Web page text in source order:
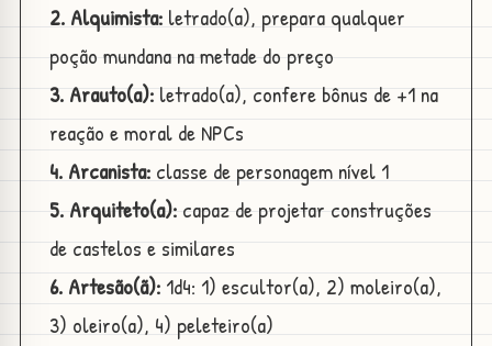
2. Alquimista:letrado(a), prepara qualquer
poção mundana na metade do preço
3. Arauto(a):letrado(a), confere bônus de +1 na
reação e moral de NPCs
4. Arcanista:classe de personagem nível 1
5. Arquiteto(a):capaz de projetar construções
de castelos e similares
6. Artesão(ã):1d4: 1) escultor(a), 2) moleiro(a),
3) oleiro(a), 4) peleteiro(a)